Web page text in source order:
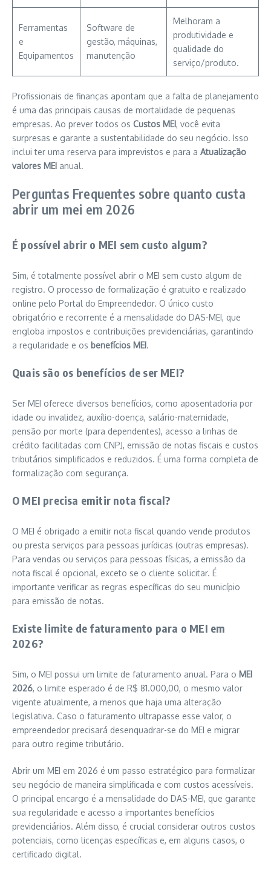
Ferramentas
e
Equipamentos
Software de
gestão, máquinas,
manutenção
Melhoram a
produtividade e
qualidade do
serviço/produto.
Profissionais de finanças apontam que a falta de planejamento
é uma das principais causas de mortalidade de pequenas
empresas. Ao prever todos os Custos MEI, você evita
surpresas e garante a sustentabilidade do seu negócio. Isso
inclui ter uma reserva para imprevistos e para a Atualização
valores MEI anual.
Perguntas Frequentes sobre quanto custa
abrir um mei em 2026
É possível abrir o MEI sem custo algum?
Sim, é totalmente possível abrir o MEI sem custo algum de
registro. O processo de formalização é gratuito e realizado
online pelo Portal do Empreendedor. O único custo
obrigatório e recorrente é a mensalidade do DAS-MEI, que
engloba impostos e contribuições previdenciárias, garantindo
a regularidade e os benefícios MEI.
Quais são os benefícios de ser MEI?
Ser MEI oferece diversos benefícios, como aposentadoria por
idade ou invalidez, auxílio-doença, salário-maternidade,
pensão por morte (para dependentes), acesso a linhas de
crédito facilitadas com CNPJ, emissão de notas fiscais e custos
tributários simplificados e reduzidos. É uma forma completa de
formalização com segurança.
O MEI precisa emitir nota fiscal?
O MEI é obrigado a emitir nota fiscal quando vende produtos
ou presta serviços para pessoas jurídicas (outras empresas).
Para vendas ou serviços para pessoas físicas, a emissão da
nota fiscal é opcional, exceto se o cliente solicitar. É
importante verificar as regras específicas do seu município
para emissão de notas.
Existe limite de faturamento para o MEI em
2026?
Sim, o MEI possui um limite de faturamento anual. Para o MEI
2026, o limite esperado é de R$ 81.000,00, o mesmo valor
vigente atualmente, a menos que haja uma alteração
legislativa. Caso o faturamento ultrapasse esse valor, o
empreendedor precisará desenquadrar-se do MEI e migrar
para outro regime tributário.
Abrir um MEI em 2026 é um passo estratégico para formalizar
seu negócio de maneira simplificada e com custos acessíveis.
O principal encargo é a mensalidade do DAS-MEI, que garante
sua regularidade e acesso a importantes benefícios
previdenciários. Além disso, é crucial considerar outros custos
potenciais, como licenças específicas e, em alguns casos, o
certificado digital.